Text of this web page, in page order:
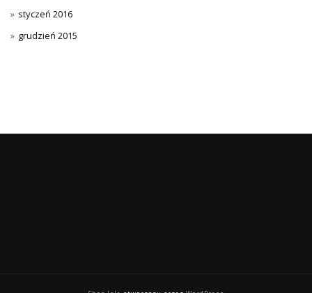
styczeń 2016
grudzień 2015